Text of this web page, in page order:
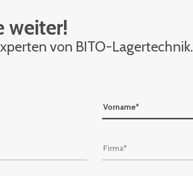
weiter!
von BITO-La­ger­tech­nik.
Vorname*
Firma*